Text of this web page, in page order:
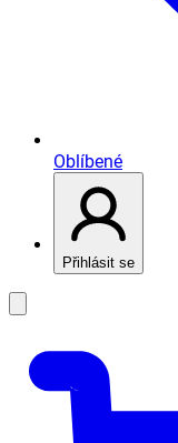
Oblíbené
Přihlásit se